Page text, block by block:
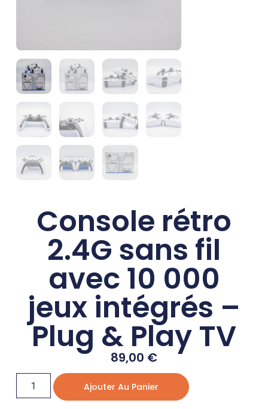
Console rétro
2.4G sans fil
avec 10 000
jeux intégrés –
Plug & Play TV
89,00 €
Ajouter Au Panier